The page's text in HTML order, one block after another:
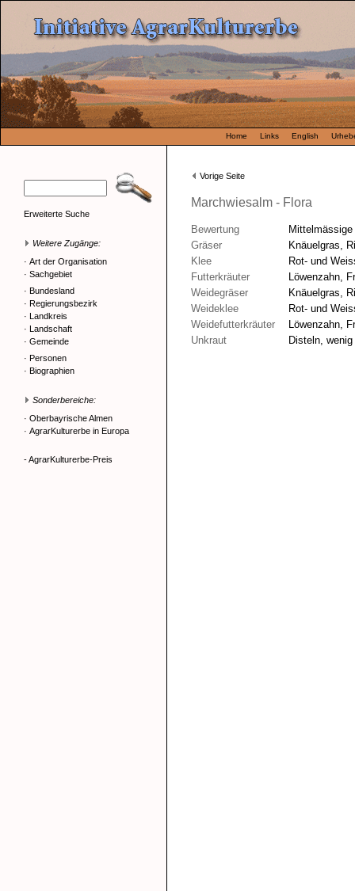
Home Links English
Erweiterte Suche
Weitere Zugänge:
· Art der Organisation
· Sachgebiet
· Bundesland
· Regierungsbezirk
· Landkreis
· Landschaft
· Gemeinde
· Personen
· Biographien
Sonderbereiche:
· Oberbayrische Almen
· AgrarKulturerbe in Europa
- AgrarKulturerbe-Preis
Vorige Seite
Marchwiesalm - Flora
Bewertung
Gräser
Knäuelgras,
Klee
Rot- und
Futterkräuter
Löwenzahn,
Weidegräser
Knäuelgras,
Weideklee
Rot- und
Weidefutterkräuter
Löwenzahn,
Unkraut
Disteln,